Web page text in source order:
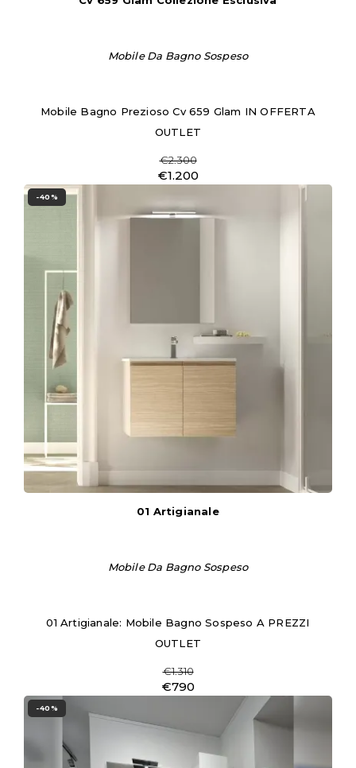
Mobile Da Bagno Sospeso
Mobile Bagno Prezioso Cv 659 Glam IN OFFERTA
OUTLET
€2.300
€1.200
-40%
01 Artigianale
Mobile Da Bagno Sospeso
01 Artigianale: Mobile Bagno Sospeso A PREZZI
OUTLET
€1.310
€790
-40%